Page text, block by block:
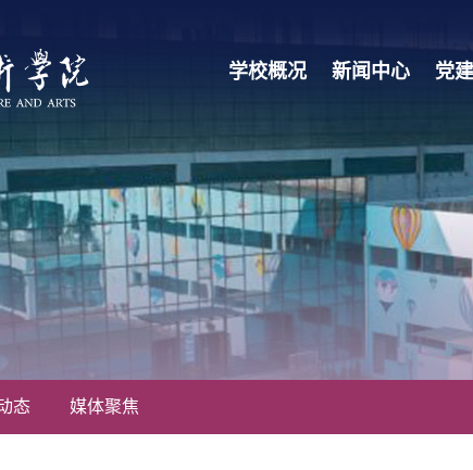
态 媒体聚焦
学校概况 新闻中心 党